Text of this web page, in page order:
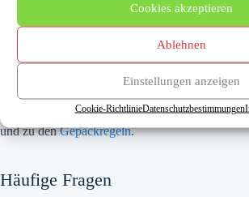
Cookies akzeptieren
Ablehnen
Einstellungen anzeigen
Cookie-RichtlinieDatenschutzbestimmungen
Nach der Buchung lohnt sich Vorbereitung.
Wunschplatz, wenn dir Fenster, Gang oder
sind. Prüfe die Gepäckregeln deiner Airline,
Aufgabegepäck unterscheiden sich stark. Und
Check-in, um Zeit am Flughafen zu sparen und
Mehr Details findest du in unseren Ratgebern
und zu denGepäckregeln.
Häufige Fragen